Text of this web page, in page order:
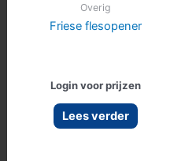
Overig
Friese flesopener
Login voor prijzen
Lees verder